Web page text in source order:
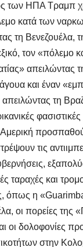
των ΗΠΑ Τραμπ
κατά των
τη Βενεζουέλα,
τον «πόλεμο
απειλώντας
και έναν
τη
Αμερική
τις
ταραχές και
όπως η
οι πορείες της
οι δολοφονίες
στην